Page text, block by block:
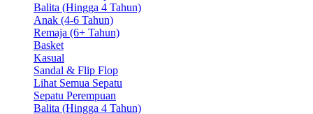
Balita (Hingga 4 Tahun)
Anak (4-6 Tahun)
Remaja (6+ Tahun)
Basket
Kasual
Sandal & Flip Flop
Lihat Semua Sepatu
Sepatu Perempuan
Balita (Hingga 4 Tahun)